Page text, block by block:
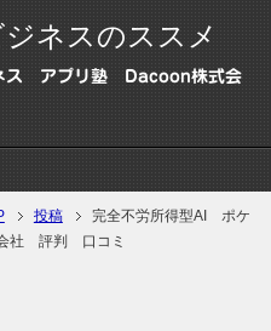
ネスのススメ
ス アプリ塾 Dacoon株式会
投稿
完全不労所得型AI ポケ
社 評判 口コミ